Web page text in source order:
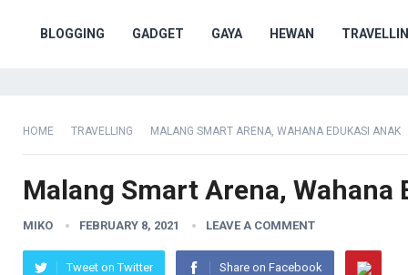
BLOGGING GADGET GAYA HEWAN
HOME TRAVELLING MALANG SMART ARENA, WAHANA EDUKASI ANAK
Malang Smart Arena, Wahana
MIKO FEBRUARY 8, 2021 LEAVE A COMMENT
Tweet on Twitter Share on Facebook